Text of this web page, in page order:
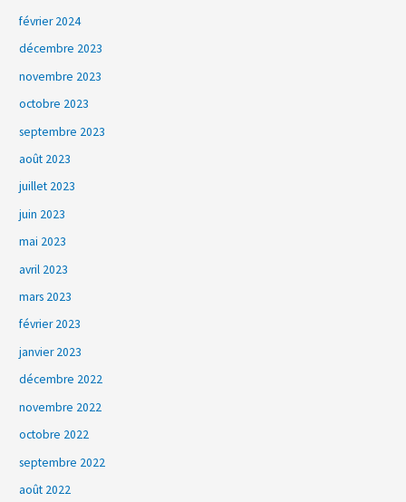
février 2024
décembre 2023
novembre 2023
octobre 2023
septembre 2023
août 2023
juillet 2023
juin 2023
mai 2023
avril 2023
mars 2023
février 2023
janvier 2023
décembre 2022
novembre 2022
octobre 2022
septembre 2022
août 2022